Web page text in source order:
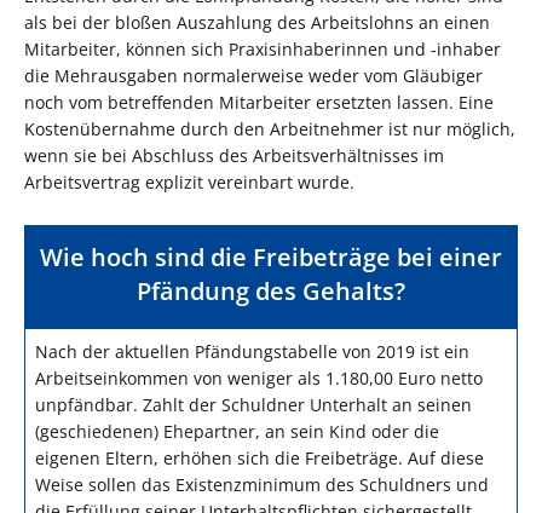
als bei der bloßen Auszahlung des Arbeitslohns an einen
Mitarbeiter, können sich Praxisinhaberinnen und -inhaber
die Mehrausgaben normalerweise weder vom Gläubiger
noch vom betreffenden Mitarbeiter ersetzten lassen. Eine
Kostenübernahme durch den Arbeitnehmer ist nur möglich,
wenn sie bei Abschluss des Arbeitsverhältnisses im
Arbeitsvertrag explizit vereinbart wurde.
Wie hoch sind die Freibeträge bei einer
Pfändung des Gehalts?
Nach der aktuellen Pfändungstabelle von 2019 ist ein
Arbeitseinkommen von weniger als 1.180,00 Euro netto
unpfändbar. Zahlt der Schuldner Unterhalt an seinen
(geschiedenen) Ehepartner, an sein Kind oder die
eigenen Eltern, erhöhen sich die Freibeträge. Auf diese
Weise sollen das Existenzminimum des Schuldners und